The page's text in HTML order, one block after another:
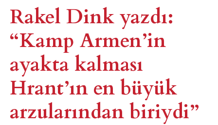
Rakel Dink yazdı:
“Kamp Armen’in
ayakta kalması
Hrant’ın en büyük
arzularından biriydi”